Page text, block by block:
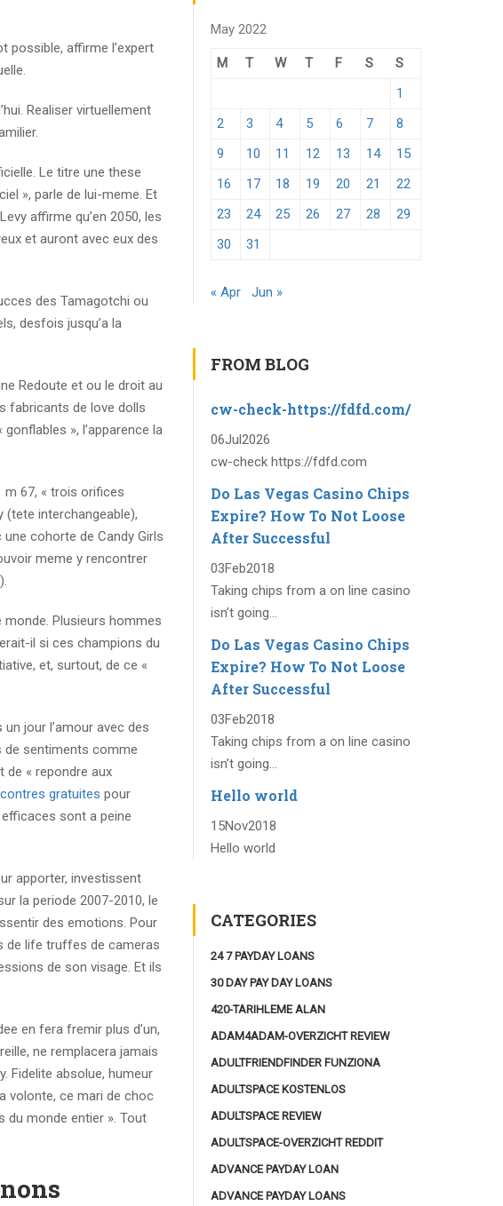
possible, affirme l’expert
Realiser virtuellement
Le titre une these
», parle de lui-meme. Et
affirme qu’en 2050, les
et auront avec eux des
des Tamagotchi ou
desfois jusqu’a la
Redoute et ou le droit au
fabricants de love dolls
», l’apparence la
m 67, « trois orifices
(tete interchangeable),
cohorte de Candy Girls
meme y rencontrer
monde. Plusieurs hommes
il si ces champions du
et, surtout, de ce «
jour l’amour avec des
de sentiments comme
de « repondre aux
gratuites pour
sont a peine
apporter, investissent
la periode 2007-2010, le
des emotions. Pour
de life truffes de cameras
de son visage. Et ils
en fera fremir plus d’un,
ne remplacera jamais
Fidelite absolue, humeur
volonte, ce mari de choc
du monde entier ». Tout
May 2022
M T W T F S
S
1
2
3 4 5 6 7
8
9
10 11 12 13 14
15
16
17 18 19 20 21
22
23
24 25 26 27 28
29
30
31
« Apr Jun »
FROM BLOG
cw-check-https://fdfd.com/
06Jul2026
cw-check https://fdfd.com
Do Las Vegas Casino Chips
Expire? How To Not Loose
After Successful
03Feb2018
Taking chips from a on line casino
isn’t going...
Do Las Vegas Casino Chips
Expire? How To Not Loose
After Successful
03Feb2018
Taking chips from a on line casino
isn’t going...
Hello world
15Nov2018
Hello world
CATEGORIES
24 7 PAYDAY LOANS
30 DAY PAY DAY LOANS
420-TARIHLEME ALAN
ADAM4ADAM-OVERZICHT REVIEW
ADULTFRIENDFINDER FUNZIONA
ADULTSPACE KOSTENLOS
ADULTSPACE REVIEW
ADULTSPACE-OVERZICHT REDDIT
ADVANCE PAYDAY LOAN
ADVANCE PAYDAY LOANS